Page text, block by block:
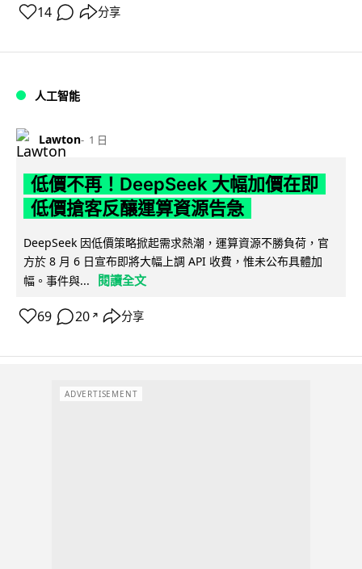
14 分享
人工智能
Lawton 1 日
低價不再！DeepSeek 大幅加價在即
低價搶客反釀運算資源告急
DeepSeek 因低價策略掀起需求熱潮，運算資源不勝負荷，官
方於 8 月 6 日宣布即將大幅上調 API 收費，惟未公布具體加
幅。事件與...
閱讀全文
69 20 ↗ 分享
ADVERTISEMENT